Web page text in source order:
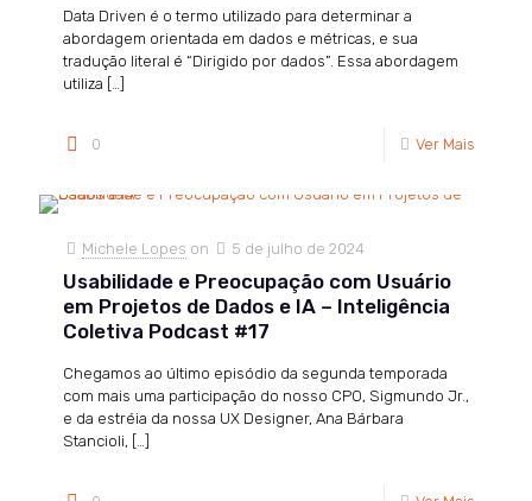
Data Driven é o termo utilizado para determinar a
abordagem orientada em dados e métricas, e sua
tradução literal é “Dirigido por dados”. Essa abordagem
utiliza […]
0 Ver Mais
Michele Lopes on 5 de julho de 2024
Usabilidade e Preocupação com Usuário
em Projetos de Dados e IA – Inteligência
Coletiva Podcast #17
Chegamos ao último episódio da segunda temporada
com mais uma participação do nosso CPO, Sigmundo Jr.,
e da estréia da nossa UX Designer, Ana Bárbara
Stancioli, […]